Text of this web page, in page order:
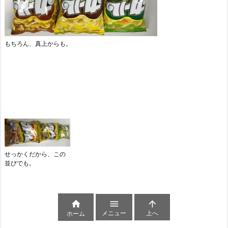
もちろん、真上からも。
せっかくだから、この
並びでも。

ホーム

メニュー

上へ